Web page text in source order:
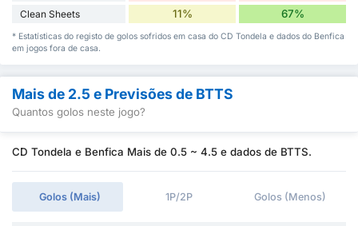
Clean Sheets 11% 67%
* Estatísticas do registo de golos sofridos em casa do CD Tondela e dados do Benfica
em jogos fora de casa.
Mais de 2.5 e Previsões de BTTS
Quantos golos neste jogo?
CD Tondela e Benfica Mais de 0.5 ~ 4.5 e dados de BTTS.
Golos (Mais) 1P/2P Golos (Menos)